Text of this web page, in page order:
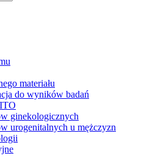
materiału
do wyników badań
ginekologicznych
urogenitalnych u mężczyzn